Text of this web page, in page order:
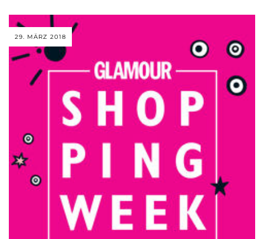
29. MÄRZ 2018